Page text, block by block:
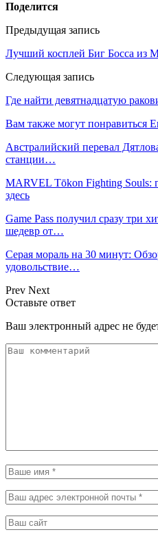
Поделится
Предыдущая запись
Лучший косплей Биг Босса из
Следующая запись
Где найти девятнадцатую
Вам также могут понравиться
Австралийский перевал
станции…
MARVEL Tōkon Fighting Souls:
здесь
Game Pass получил сразу три
шедевр от…
Серая мораль на 30 минут:
удовольствие…
Prev Next
Оставьте ответ
Ваш электронный адрес не